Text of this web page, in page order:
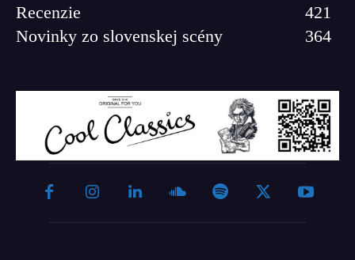
Recenzie
421
Novinky zo slovenskej scény
364